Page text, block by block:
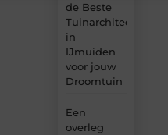
de Beste
Tuinarchitect
in
IJmuiden
voor jouw
Droomtuin
Een
overleg